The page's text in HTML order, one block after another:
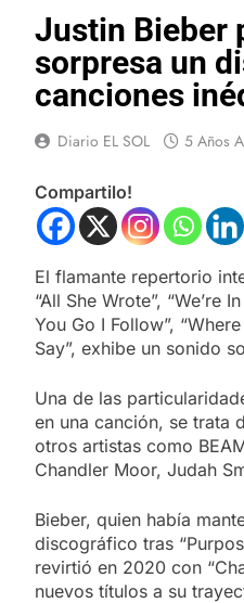
Justin Bieber
sorpresa un
canciones
Diario EL SOL 5 Años
Compartilo!
El flamante repertorio
“All She Wrote”, “We’re
You Go I Follow”,
Say”, exhibe un sonido
Una de las
en una canción, se trata
otros artistas como
Chandler Moor, Judah
Bieber, quien había
discográfico tras
revirtió en 2020 con
nuevos títulos a su